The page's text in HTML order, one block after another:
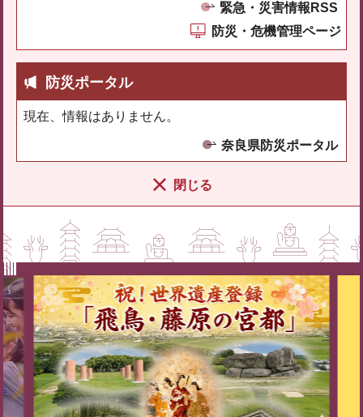
緊急・災害情報RSS
防災・危機管理ページ
防災ポータル
現在、情報はありません。
奈良県防災ポータル
閉じる